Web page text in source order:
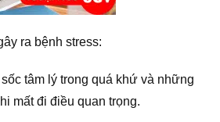
ra bệnh stress:
tâm lý trong quá khứ và những
mất đi điều quan trọng.